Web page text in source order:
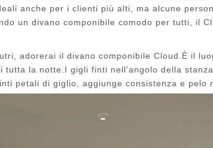
anche per i clienti più alti, ma alcune
un divano componibile comodo per tutti, il
adorerai il divano componibile Cloud.È il
la notte.I gigli finti nell'angolo della
petali di giglio, aggiunge consistenza e pelo